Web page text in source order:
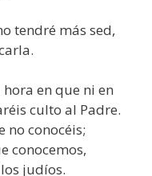
tendré más sed,
hora en que ni en
culto al Padre.
no conocéis;
conocemos,
judíos.